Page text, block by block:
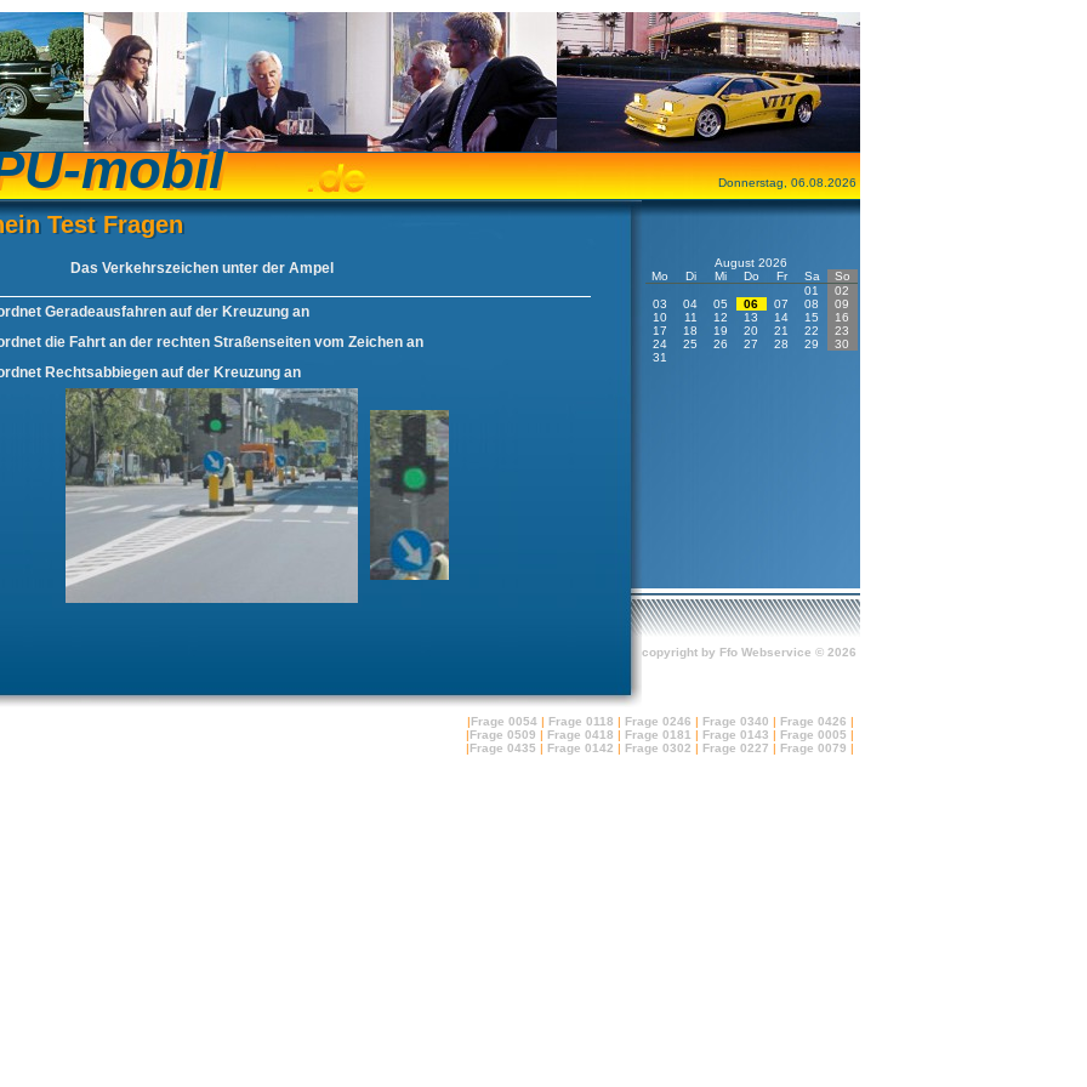
|Frage 0054 | Frage 0118 | Frage 0246 | Frage 0340 | Frage 0426 |
|Frage 0509 | Frage 0418 | Frage 0181 | Frage 0143 | Frage 0005 |
|Frage 0435 | Frage 0142 | Frage 0302 | Frage 0227 | Frage 0079 |
mobil
mobil Donnerstag, 06.08.2026
Test Fragen
Test Fragen
Das Verkehrszeichen unter der Ampel
Geradeausfahren auf der Kreuzung an
die Fahrt an der rechten Straßenseiten vom Zeichen an
Rechtsabbiegen auf der Kreuzung an
August 2026
Mo
Di Mi Do Fr Sa
So
01
02
03
04 05 06 07 08
09
10
11 12 13 14 15
16
17
18 19 20 21 22
23
24
25 26 27 28 29
30
31
copyright by Ffo Webservice © 2026